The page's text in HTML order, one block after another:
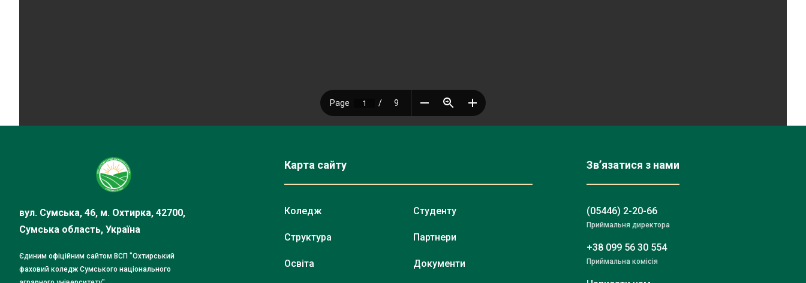
вул. Сумська, 46, м. Охтирка, 42700,
Сумська область, Україна
Єдиним офіційним сайтом ВСП "Охтирський
фаховий коледж Сумського національного
Карта сайту
Коледж
Структура
Освіта
Студенту
Партнери
Документи
Зв’язатися з нами
(05446) 2-20-66
Приймальня директора
+38 099 56 30 554
Приймальна комісія